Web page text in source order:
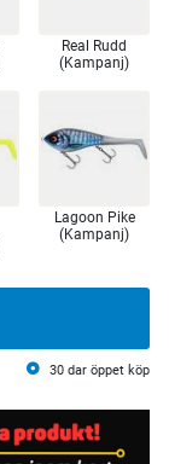
Real Rudd
(Kampanj)
Lagoon Pike
(Kampanj)
30 dar öppet köp